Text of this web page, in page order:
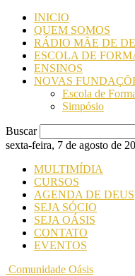
INICIO
QUEM SOMOS
RÁDIO MÃE DE
ESCOLA DE
ENSINOS
NOVAS
Escola de
Simpósio
Buscar
sexta-feira, 7 de agosto de
MULTIMÍDIA
CURSOS
AGENDA DE DEUS
SEJA SÓCIO
SEJA OÁSIS
CONTATO
EVENTOS
Comunidade Oásis